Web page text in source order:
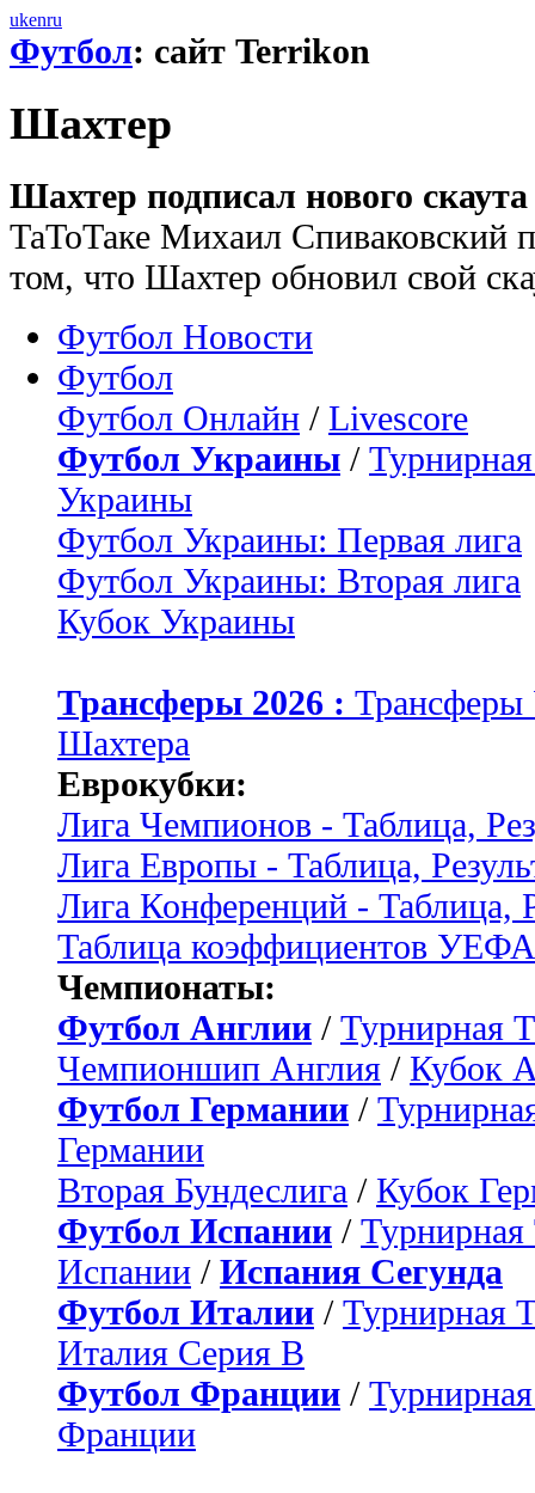
ukenru
Футбол: сайт Terrikon
Шахтер
Шахтер подписал нового
ТаТоТаке Михаил Спиваковский
том, что Шахтер обновил свой
Футбол Новости
Футбол
Футбол Онлайн / Livescore
Футбол Украины /
Украины
Футбол Украины: Первая лига
Футбол Украины: Вторая лига
Кубок Украины
Трансферы 2026 :
Шахтера
Еврокубки:
Лига Чемпионов - Таблица,
Лига Европы - Таблица,
Лига Конференций - Таблица,
Таблица коэффициентов УЕФА
Чемпионаты:
Футбол Англии / Турнирная
Чемпионшип Англия / Кубок
Футбол Германии /
Германии
Вторая Бундеслига / Кубок
Футбол Испании / Турнирная
Испании / Испания Сегунда
Футбол Италии / Турнирная
Италия Серия B
Футбол Франции /
Франции